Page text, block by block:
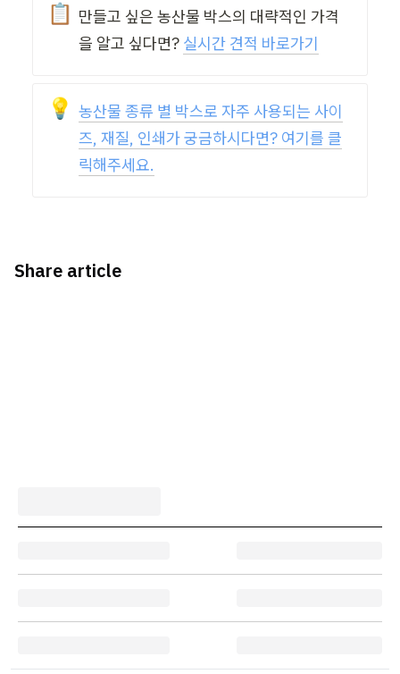
📋 만들고 싶은 농산물 박스의 대략적인 가격
을 알고 싶다면? 실시간 견적 바로가기
💡 농산물 종류 별 박스로 자주 사용되는 사이
즈, 재질, 인쇄가 궁금하시다면? 여기를 클
릭해주세요.
Share article